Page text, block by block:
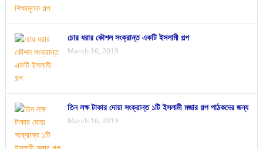
চোর ধরার কৌশল সংক্রান্ত একটি ইসলামী গল্প
March 16, 2019
তিন লক্ষ টাকার দোয়া সংক্রান্ত ১টি ইসলামী মজার গল্প পাঠকদের জন্য
March 16, 2019